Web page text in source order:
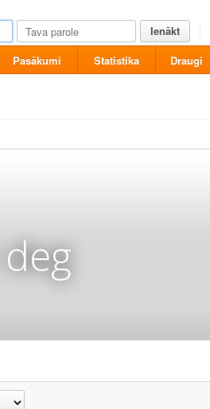
Ienākt
Pasākumi Statistika Draugi